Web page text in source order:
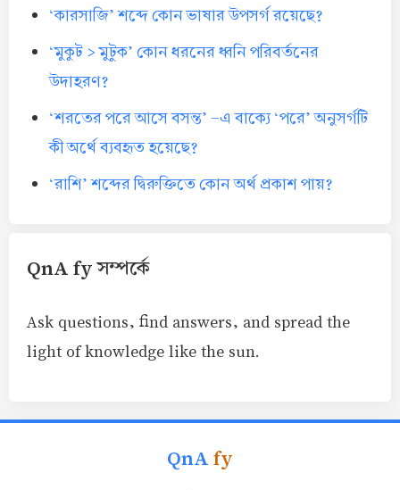
‘কারসাজি’ শব্দে কোন ভাষার উপসর্গ রয়েছে?
‘মুকুট > মুটুক’ কোন ধরনের ধ্বনি পরিবর্তনের
উদাহরণ?
‘শরতের পরে আসে বসন্ত’ -এ বাক্যে ‘পরে’ অনুসর্গটি
কী অর্থে ব্যবহৃত হয়েছে?
‘রাশি’ শব্দের দ্বিরুক্তিতে কোন অর্থ প্রকাশ পায়?
QnA fy সম্পর্কে
Ask questions, find answers, and spread the
light of knowledge like the sun.
QnAfy